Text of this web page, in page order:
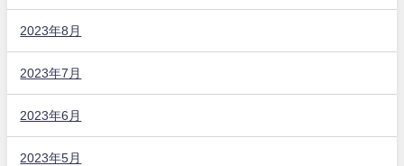
2023年8月
2023年7月
2023年6月
2023年5月